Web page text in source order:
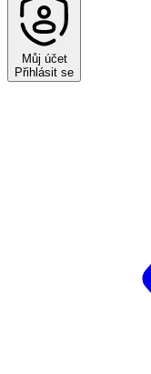
Můj účet
Přihlásit se